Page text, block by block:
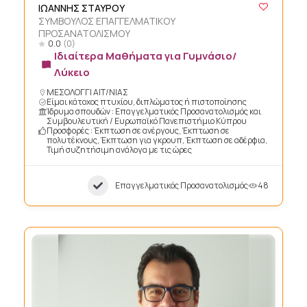
ΙΩΑΝΝΗΣ ΣΤΑΥΡΟΥ
ΣΥΜΒΟΥΛΟΣ ΕΠΑΓΓΕΛΜΑΤΙΚΟΥ
ΠΡΟΣΑΝΑΤΟΛΙΣΜΟΥ
0.0 (0)
Ιδιαίτερα Μαθήματα για Γυμνάσιο/
Λύκειο
ΜΕΣΟΛΟΓΓΙ ΑΙΤ/ΝΙΑΣ
Είμαι κάτοχος πτυχίου, διπλώματος ή πιστοποίησης
Ίδρυμα σπουδών : Επαγγελματικός Προσανατολισμός και
Συμβουλευτική / Ευρωπαϊκό Πανεπιστήμιο Κύπρου
Προσφορές : Έκπτωση σε ανέργους, Έκπτωση σε
πολυτέκνους, Έκπτωση για γκρουπ, Έκπτωση σε αδέρφια,
Τιμή συζητήσιμη ανάλογα με τις ώρες
Επαγγελματικός Προσανατολισμός 48